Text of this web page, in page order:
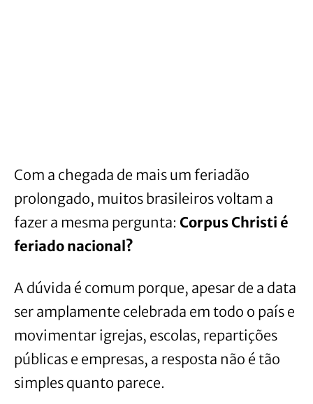
Com a chegada de mais um feriadão
prolongado, muitos brasileiros voltam a
fazer a mesma pergunta: Corpus Christi é
feriado nacional?
A dúvida é comum porque, apesar de a data
ser amplamente celebrada em todo o país e
movimentar igrejas, escolas, repartições
públicas e empresas, a resposta não é tão
simples quanto parece.